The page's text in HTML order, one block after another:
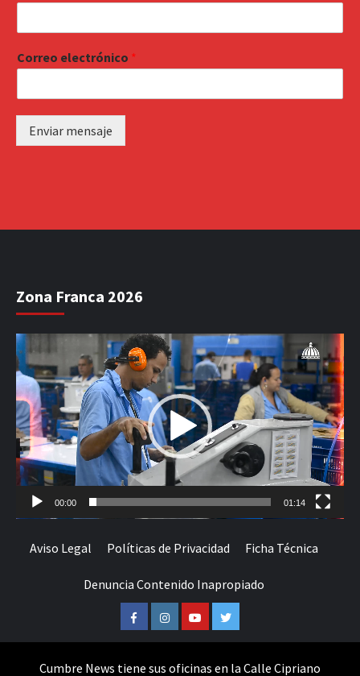
Correo electrónico *
Enviar mensaje
Zona Franca 2026
Reproductor
de
vídeo
00:00 01:14
Aviso Legal Políticas de Privacidad Ficha Técnica
Denuncia Contenido Inapropiado
FacebookInstagramYoutubeTwitter
Cumbre News tiene sus oficinas en la Calle Cipriano